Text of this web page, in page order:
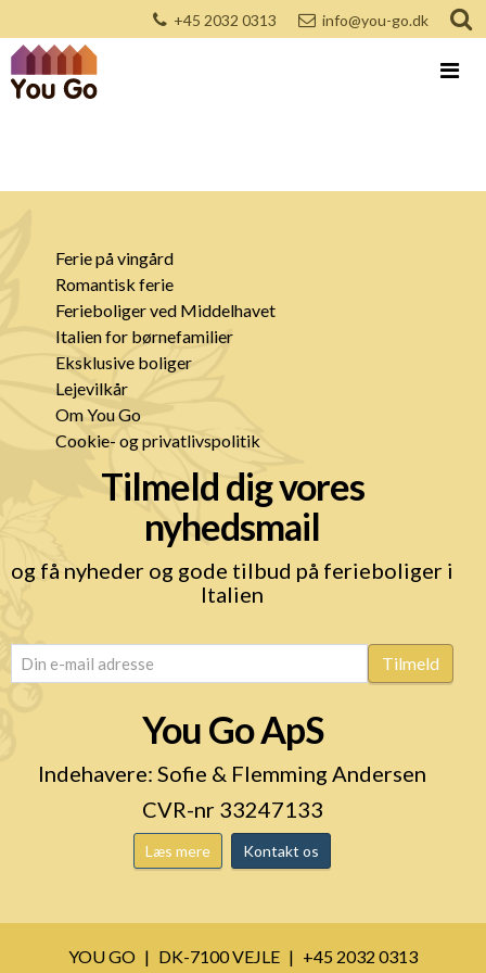
+45 2032 0313 info@you-go.dk
Ferie på vingård
Romantisk ferie
Ferieboliger ved Middelhavet
Italien for børnefamilier
Eksklusive boliger
Lejevilkår
Om You Go
Cookie- og privatlivspolitik
Tilmeld dig vores
nyhedsmail
og få nyheder og gode tilbud på ferieboliger i
Italien
email (Påkrævet) Tilmeld
You Go ApS
Indehavere: Sofie & Flemming Andersen
CVR-nr 33247133
Læs mere Kontakt os
YOU GO DK-7100 VEJLE
+45 2032 0313